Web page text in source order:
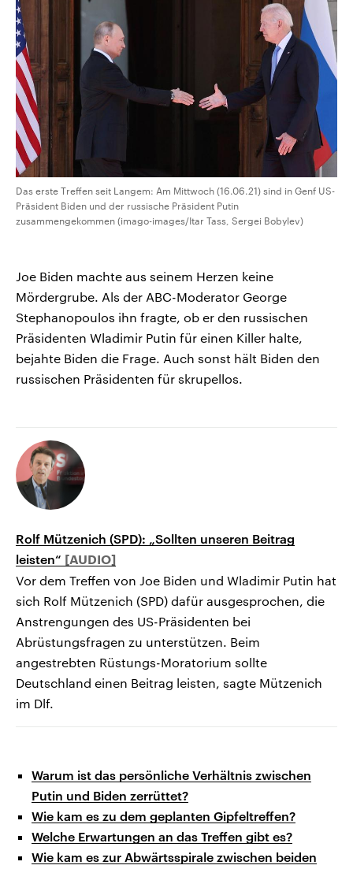
Das erste Treffen seit Langem: Am Mittwoch (16.06.21) sind in Genf US-
Präsident Biden und der russische Präsident Putin
zusammengekommen (imago-images/Itar Tass, Sergei Bobylev)
Joe Biden machte aus seinem Herzen keine
Mördergrube. Als der ABC-Moderator George
Stephanopoulos ihn fragte, ob er den russischen
Präsidenten Wladimir Putin für einen Killer halte,
bejahte Biden die Frage. Auch sonst hält Biden den
russischen Präsidenten für skrupellos.
Rolf Mützenich (SPD): „Sollten unseren Beitrag
leisten“
Vor dem Treffen von Joe Biden und Wladimir Putin hat
sich Rolf Mützenich (SPD) dafür ausgesprochen, die
Anstrengungen des US-Präsidenten bei
Abrüstungsfragen zu unterstützen. Beim
angestrebten Rüstungs-Moratorium sollte
Deutschland einen Beitrag leisten, sagte Mützenich
im Dlf.
Warum ist das persönliche Verhältnis zwischen
Putin und Biden zerrüttet?
Wie kam es zu dem geplanten Gipfeltreffen?
Welche Erwartungen an das Treffen gibt es?
Wie kam es zur Abwärtsspirale zwischen beiden